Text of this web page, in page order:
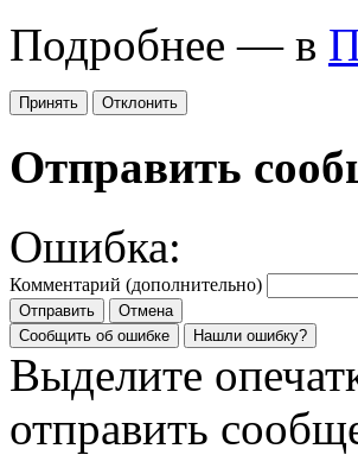
Подробнее — в
Принять Отклонить
Отправить
Ошибка:
Комментарий (дополнительно)
Отправить
Отмена
Сообщить об ошибке
Нашли ошибку?
Выделите
отправить